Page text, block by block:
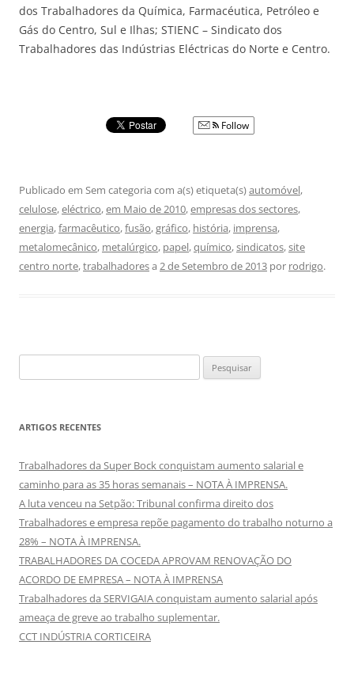
dos Trabalhadores da Química, Farmacéutica, Petróleo e
Gás do Centro, Sul e Ilhas; STIENC – Sindicato dos
Trabalhadores das Indústrias Eléctricas do Norte e Centro.
Follow
Publicado em Sem categoria com a(s) etiqueta(s)automóvel,
celulose,eléctrico,em Maio de 2010,empresas dos sectores,
energia,farmacêutico,fusão,gráfico, história, imprensa,
metalomecânico, metalúrgico, papel,químico,sindicatos,site
centro norte,trabalhadoresa 2 de Setembro de 2013 por rodrigo.
por:
ARTIGOS RECENTES
Trabalhadores da Super Bock conquistam aumento salarial e
caminho para as 35 horas semanais – NOTA À IMPRENSA.
A luta venceu na Setpão: Tribunal confirma direito dos
Trabalhadores e empresa repõe pagamento do trabalho noturno a
28% – NOTA À IMPRENSA.
TRABALHADORES DA COCEDA APROVAM RENOVAÇÃO DO
ACORDO DE EMPRESA – NOTA À IMPRENSA
Trabalhadores da SERVIGAIA conquistam aumento salarial após
ameaça de greve ao trabalho suplementar.
CCT INDÚSTRIA CORTICEIRA